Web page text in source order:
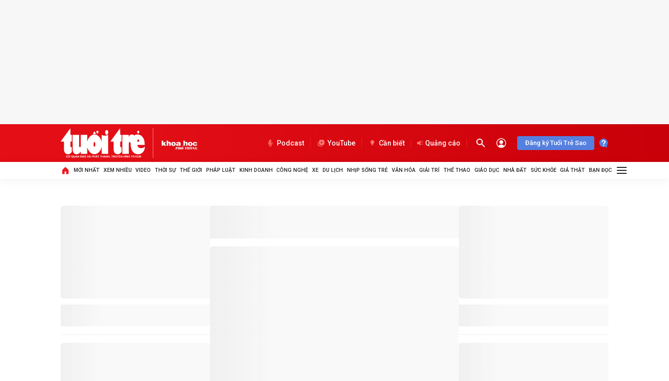
Podcast YouTube Cần biết Quảng cáo Đăng ký Tuổi Trẻ Sao
MỚI NHẤT XEM NHIỀU VIDEO THỜI SỰ THẾ GIỚI PHÁP LUẬT KINH DOANH CÔNG NGHỆ XE DU LỊCH NHỊP SỐNG TRẺ VĂN HÓA GIẢI TRÍ THỂ THAO GIÁO DỤC NHÀ ĐẤT SỨC KHỎE GIẢ THẬT BẠN ĐỌC